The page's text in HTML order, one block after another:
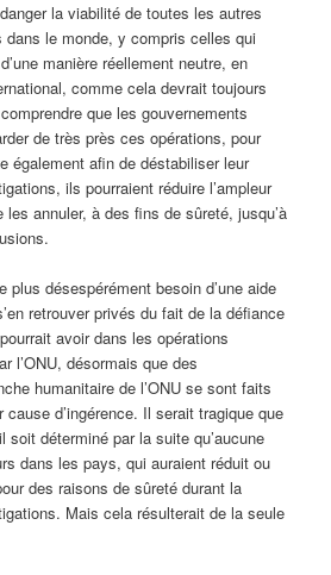
la viabilité de toutes les autres
dans le monde, y compris celles qui
manière réellement neutre, en
comme cela devrait toujours
que les gouvernements
de très près ces opérations, pour
également afin de déstabiliser leur
ils pourraient réduire l’ampleur
annuler, à des fins de sûreté, jusqu’à
plus désespérément besoin d’une aide
retrouver privés du fait de la défiance
avoir dans les opérations
l’ONU, désormais que des
humanitaire de l’ONU se sont faits
cause d’ingérence. Il serait tragique que
soit déterminé par la suite qu’aucune
dans les pays, qui auraient réduit ou
des raisons de sûreté durant la
Mais cela résulterait de la seule